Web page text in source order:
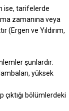
ise, tarifelerde
zamanına veya
(Ergen ve Yıldırım,
şunlardır:
yüksek
çıktığı bölümlerdeki